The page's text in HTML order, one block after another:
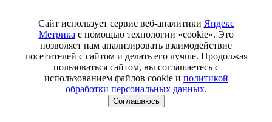
Сайт использует сервис веб-аналитики Яндекс
Метрика с помощью технологии «cookie». Это
позволяет нам анализировать взаимодействие
посетителей с сайтом и делать его лучше. Продолжая
пользоваться сайтом, вы соглашаетесь с
использованием файлов cookie и политикой
обработки персональных данных.
Соглашаюсь